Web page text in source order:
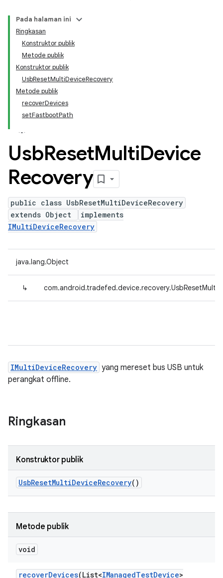
Pada halaman ini
Ringkasan
Konstruktor publik
Metode publik
Konstruktor publik
UsbResetMultiDeviceRecovery
Metode publik
recoverDevices
setFastbootPath
UsbResetMultiDevice
Recovery
public class UsbResetMultiDeviceRecovery
extends Object
implements
IMultiDeviceRecovery
java.lang.Object
↳
IMultiDeviceRecovery yang mereset bus USB untuk
perangkat offline.
Ringkasan
Konstruktor publik
UsbResetMultiDeviceRecovery()
Metode publik
void
recoverDevices(List<IManagedTestDevice>